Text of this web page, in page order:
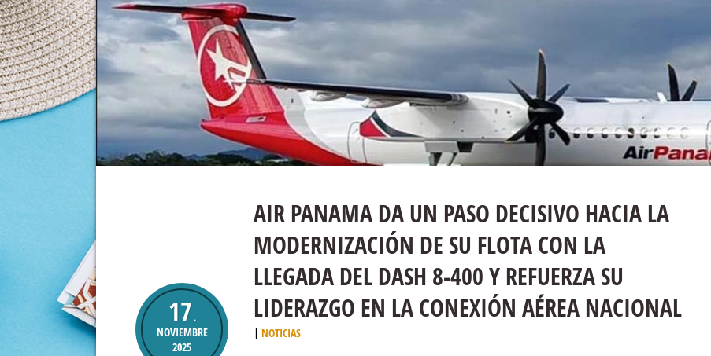
17.
NOVIEMBRE
2025
AIR PANAMA DA UN PASO DECISIVO HACIA LA
MODERNIZACIÓN DE SU FLOTA CON LA
LLEGADA DEL DASH 8-400 Y REFUERZA SU
LIDERAZGO EN LA CONEXIÓN AÉREA NACIONAL
NOTICIAS